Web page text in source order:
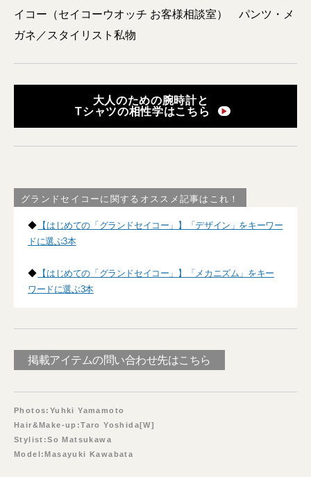
イコー（セイコーウオッチ お客様相談室） パンツ・メ
ガネ／スタイリスト私物
大人のための腕時計と
Tシャツの相性学はこちら
▶︎
グランドセイコーに関するオススメ記事はこれ！
◆ 【はじめての「グランドセイコー」】「デザイン」をキーワー
ドに選ぶ3本
◆ 【はじめての「グランドセイコー」】「メカニズム」をキー
ワードに選ぶ3本
掲載アイテムの問い合わせ先はこちら
Photos:Yuhki Yamamoto
Hair&Make-up:Taro Yoshida[W]
Stylist:So Matsukawa
Model:Masayuki Kawabata